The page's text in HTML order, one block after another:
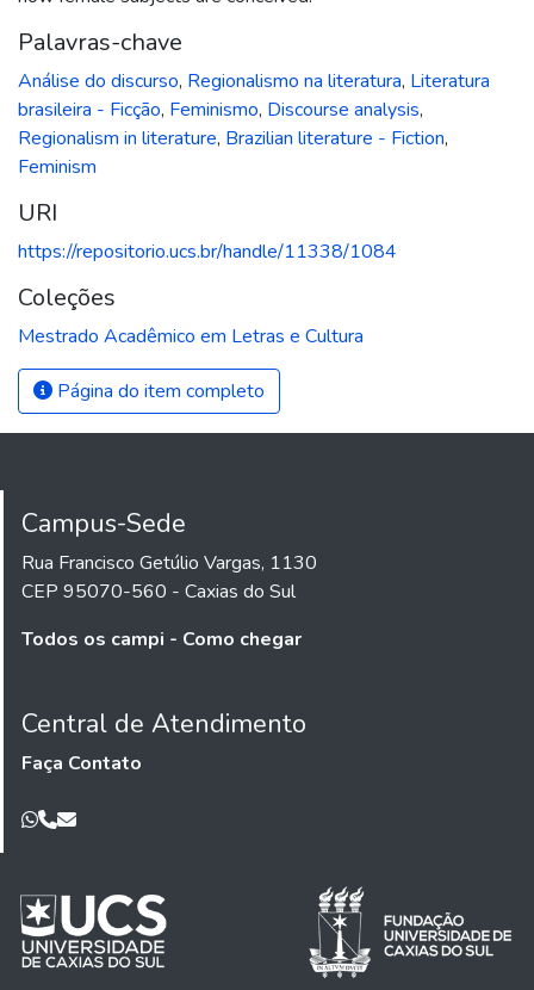
Palavras-chave
Análise do discurso, Regionalismo na literatura, Literatura
brasileira - Ficção, Feminismo, Discourse analysis,
Regionalism in literature, Brazilian literature - Fiction,
Feminism
URI
https://repositorio.ucs.br/handle/11338/1084
Coleções
Mestrado Acadêmico em Letras e Cultura
Página do item completo
Campus-Sede
Rua Francisco Getúlio Vargas, 1130
CEP 95070-560 - Caxias do Sul
Todos os campi - Como chegar
Central de Atendimento
Faça Contato